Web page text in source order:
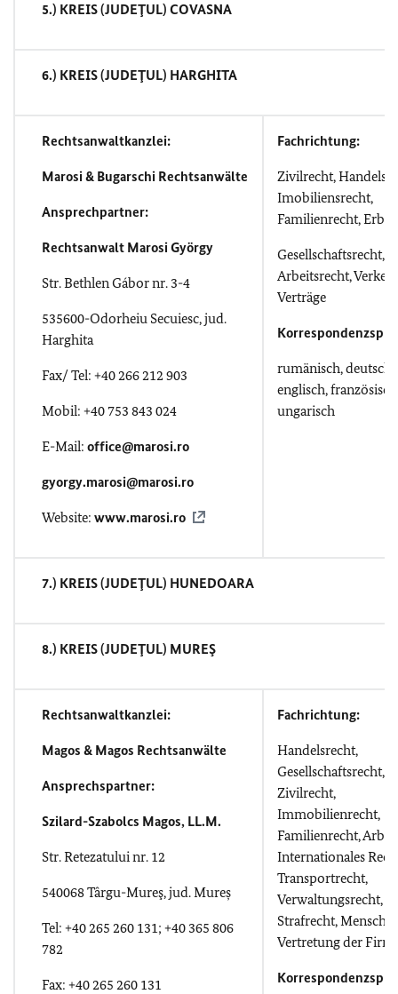
5.) KREIS (JUDEŢUL) COVASNA
6.) KREIS (JUDEŢUL) HARGHITA
Rechtsanwaltkanzlei:
Marosi & Bugarschi Rechtsanwälte
Ansprechpartner:
Rechtsanwalt Marosi György
Str. Bethlen Gábor nr. 3-4
535600-Odorheiu Secuiesc, jud.
Harghita
Fax/ Tel: +40 266 212 903
Mobil: +40 753 843 024
E-Mail: office@marosi.ro
gyorgy.marosi@marosi.ro
Website: www.marosi.ro
Fachrichtung:
Zivilrecht,
Imobiliensrecht,
Familienrecht,
Gesellschaftsrecht,
Arbeitsrecht,
Verträge
rumänisch, deutsch,
englisch,
ungarisch
7.) KREIS (JUDEŢUL) HUNEDOARA
8.) KREIS (JUDEŢUL) MUREŞ
Rechtsanwaltkanzlei:
Magos & Magos Rechtsanwälte
Ansprechspartner:
Szilard-Szabolcs Magos, LL.M.
Str. Retezatului nr. 12
540068 Târgu-Mureş, jud. Mureș
Tel: +40 265 260 131; +40 365 806
782
Fax: +40 265 260 131
Fachrichtung:
Handelsrecht,
Gesellschaftsrecht,
Zivilrecht,
Immobilienrecht,
Familienrecht,
Internationales
Transportrecht,
Verwaltungsrecht,
Strafrecht,
Vertretung der